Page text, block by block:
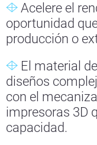
Acelere el
oportunidad
producción o
El material
diseños
con el
impresoras 3D
capacidad.